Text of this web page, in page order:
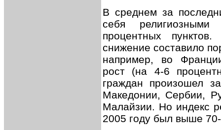
В среднем за
себя
процентных
снижение составило
например, во
рост (на 4-6
граждан произошел
Македонии, Сербии,
Малайзии. Но индекс
2005 году был выше